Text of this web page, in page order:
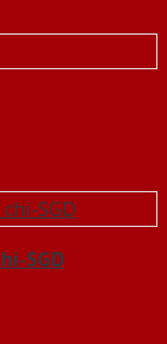
SGD